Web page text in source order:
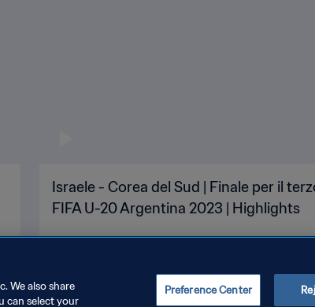
Israele - Corea del Sud | Finale per il
FIFA U-20 Argentina 2023 | Highlights
We also share
can select your
Preference Center